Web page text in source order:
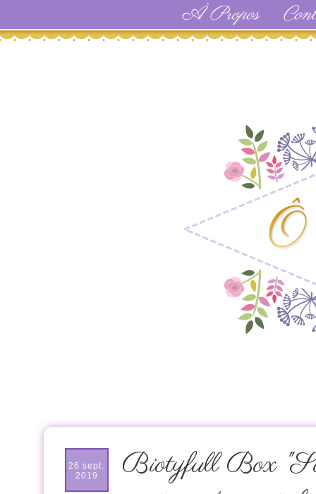
À Propos
26 sept.
2019
Biotyfull Box